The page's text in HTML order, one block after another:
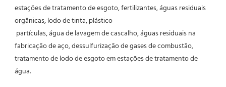
estações de tratamento de esgoto, fertilizantes, águas residuais
orgânicas, lodo de tinta, plástico
fabricação de aço, dessulfurização de gases de combustão,
tratamento de lodo de esgoto em estações de tratamento de
água.